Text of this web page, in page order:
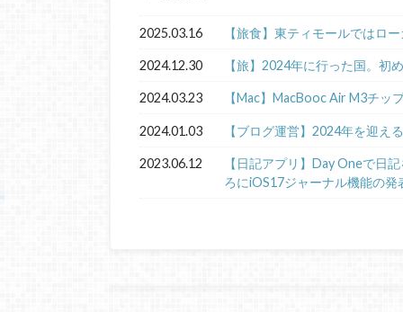
2025.03.16 【旅食】東ティモールではロ
2024.12.30 【旅】2024年に行った国。初
2024.03.23 【Mac】MacBooc Air M3チッ
2024.01.03 【ブログ運営】2024年を迎え
2023.06.12
【日記アプリ】Day Oneで日
ろにiOS17ジャーナル機能の発